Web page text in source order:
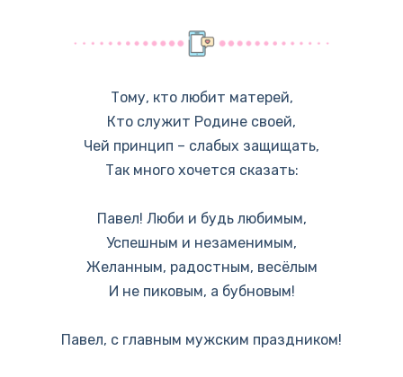
Тому, кто любит матерей,
Кто служит Родине своей,
Чей принцип – слабых защищать,
Так много хочется сказать:
Павел! Люби и будь любимым,
Успешным и незаменимым,
Желанным, радостным, весёлым
И не пиковым, а бубновым!
Павел, с главным мужским праздником!